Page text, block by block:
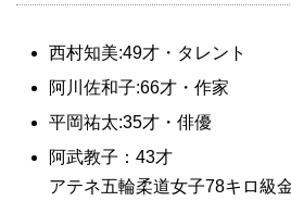
西村知美:49才・タレント
阿川佐和子:66才・作家
平岡祐太:35才・俳優
阿武教子：43才
アテネ五輪柔道女子78キロ級